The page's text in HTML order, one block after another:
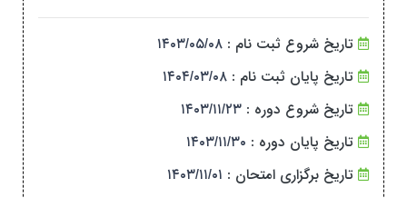
تاریخ شروع ثبت نام : ۱۴۰۳/۰۵/۰۸
تاریخ پایان ثبت نام : ۱۴۰۴/۰۳/۰۸
تاریخ شروع دوره : ۱۴۰۳/۱۱/۲۳
تاریخ پایان دوره : ۱۴۰۳/۱۱/۳۰
تاریخ برگزاری امتحان : ۱۴۰۳/۱۱/۰۱